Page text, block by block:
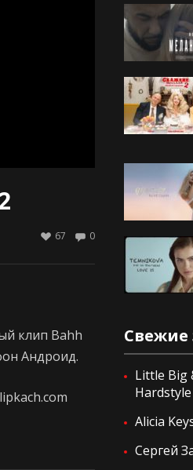
0
67
клип Bahh
Андроид.
Свежие
Little Big
Alicia
Сергей